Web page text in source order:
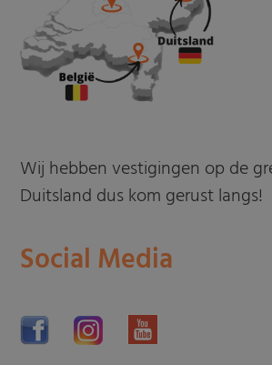
Wij hebben vestigingen op de
Duitsland dus kom gerust langs!
Social Media